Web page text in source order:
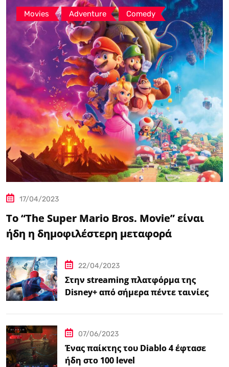
Movies , Adventure , Comedy
17/04/2023
Το “The Super Mario Bros. Movie” είναι
ήδη η δημοφιλέστερη μεταφορά
22/04/2023
Στην streaming πλατφόρμα της
Disney+ από σήμερα πέντε ταινίες
07/06/2023
Ένας παίκτης του Diablo 4 έφτασε
ήδη στο 100 level